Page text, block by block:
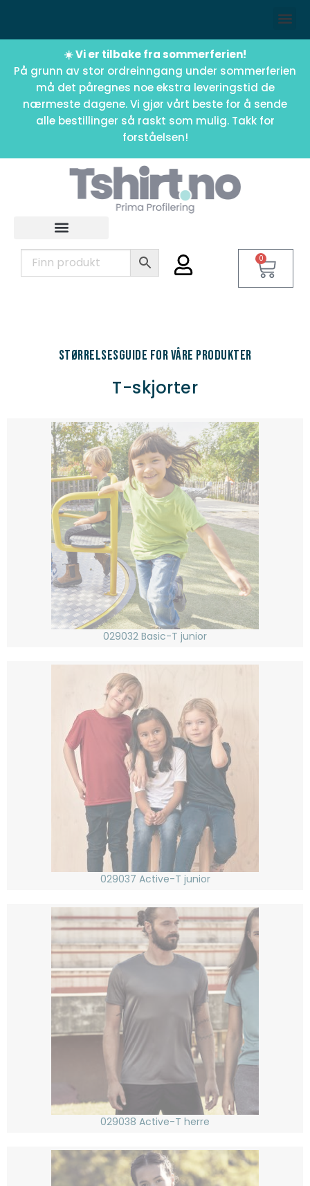
☀️ Vi er tilbake fra sommerferien!
På grunn av stor ordreinngang under sommerferien
må det påregnes noe ekstra leveringstid de
nærmeste dagene. Vi gjør vårt beste for å sende
alle bestillinger så raskt som mulig. Takk for
forståelsen!
0
Størrelsesguide for våre produkter
T-skjorter
029032 Basic-T junior
029037 Active-T junior
029038 Active-T herre